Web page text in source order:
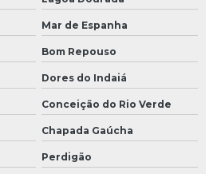
Mar de Espanha
Bom Repouso
Dores do Indaiá
Conceição do Rio Verde
Chapada Gaúcha
Perdigão